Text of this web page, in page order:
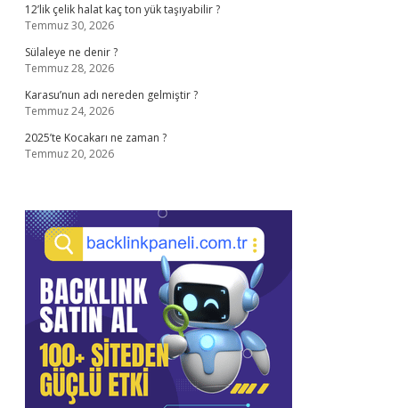
12’lik çelik halat kaç ton yük taşıyabilir ?
Temmuz 30, 2026
Sülaleye ne denir ?
Temmuz 28, 2026
Karasu’nun adı nereden gelmiştir ?
Temmuz 24, 2026
2025’te Kocakarı ne zaman ?
Temmuz 20, 2026